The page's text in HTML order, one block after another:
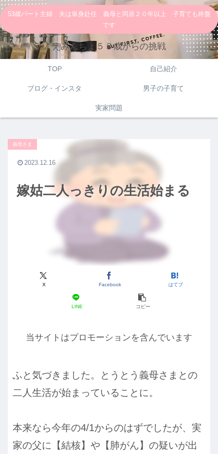
53歳パート主婦 夫は単身赴任 義母と同居２０年以上 子育ても終盤
です
えみんちょ５３歳からの挑戦
TOP 自己紹介
ブログ・インスタ 男子の子育て
実家問題
嫁姑二人っきりの生活始まる
義母さま
X Facebook はてブ
LINE コピー
2023.12.16
当サイトはプロモーションを含んでいます
ふと気づきました。とうとう義母さまとの
二人生活が始まっていることに。
本来なら今年の4/1からのはずでしたが、実
家の父に【結核】や【肺がん】の疑いが出